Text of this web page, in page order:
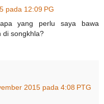
pada 12:09 PG
yang perlu saya bawa
di songkhla?
2015 pada 4:08 PTG